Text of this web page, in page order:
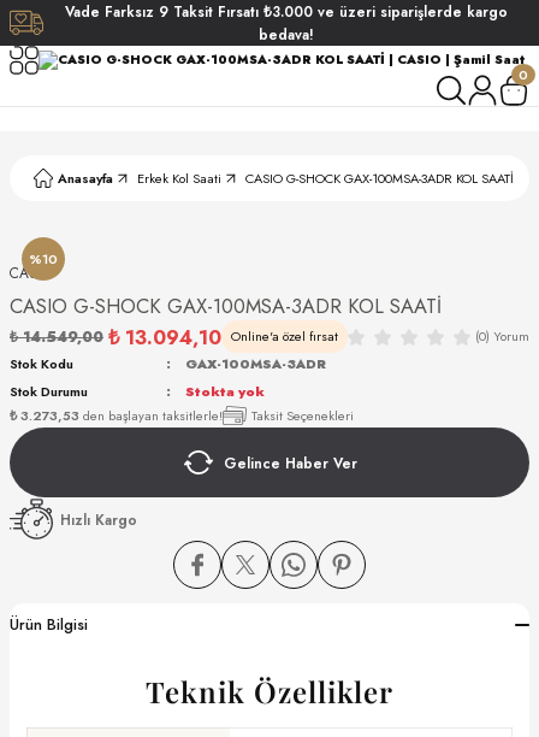
Vade Farksız 9 Taksit Fırsatı ₺3.000 ve üzeri siparişlerde kargo
bedava!
0
Anasayfa Erkek Kol Saati CASIO G-SHOCK GAX-100MSA-3ADR KOL SAATİ
%10
CASIO
CASIO G-SHOCK GAX-100MSA-3ADR KOL SAATİ
₺ 14.549,00 ₺ 13.094,10 Online'a özel fırsat (0) Yorum
₺ 3.273,53 den başlayan taksitlerle! Taksit Seçenekleri
Stok Kodu
GAX-100MSA-3ADR
Stok Durumu
Stokta yok
Gelince Haber Ver
Hızlı Kargo
Ürün Bilgisi
Teknik Özellikler